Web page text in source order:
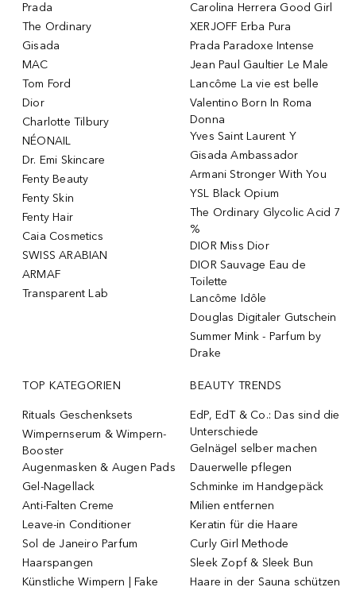
Prada
The Ordinary
Gisada
MAC
Tom Ford
Dior
Charlotte Tilbury
NÉONAIL
Dr. Emi Skincare
Fenty Beauty
Fenty Skin
Fenty Hair
Caia Cosmetics
SWISS ARABIAN
ARMAF
Transparent Lab
Carolina Herrera Good Girl
XERJOFF Erba Pura
Prada Paradoxe Intense
Jean Paul Gaultier Le Male
Lancôme La vie est belle
Valentino Born In Roma
Donna
Yves Saint Laurent Y
Gisada Ambassador
Armani Stronger With You
YSL Black Opium
The Ordinary Glycolic Acid 7
%
DIOR Miss Dior
DIOR Sauvage Eau de
Toilette
Lancôme Idôle
Douglas Digitaler Gutschein
Summer Mink - Parfum by
Drake
TOP KATEGORIEN
Rituals Geschenksets
Wimpernserum & Wimpern-
Booster
Augenmasken & Augen Pads
Gel-Nagellack
Anti-Falten Creme
Leave-in Conditioner
Sol de Janeiro Parfum
Haarspangen
Künstliche Wimpern | Fake
BEAUTY TRENDS
EdP, EdT & Co.: Das sind die
Unterschiede
Gelnägel selber machen
Dauerwelle pflegen
Schminke im Handgepäck
Milien entfernen
Keratin für die Haare
Curly Girl Methode
Sleek Zopf & Sleek Bun
Haare in der Sauna schützen